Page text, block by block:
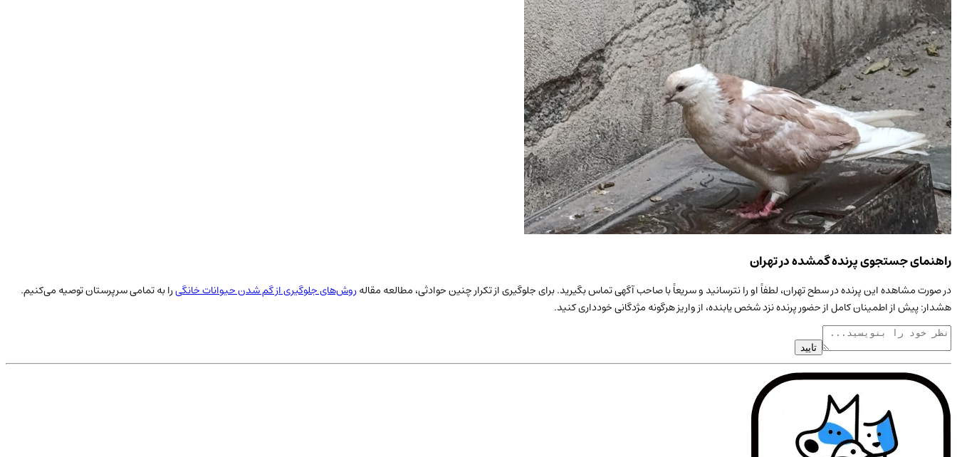
راهنمای جستجوی پرنده گمشده در تهران
در صورت مشاهده اینپرندهدر سطحتهران، لطفاً او را نترسانید و سریعاً با صاحب آگهی تماس بگیرید. برای جلوگیری از تکرار چنین حوادثی، مطالعه مقالهروش‌های جلوگیری از گم شدن حیوانات خانگیرا به تمامی سرپرستان توصیه می‌کنیم.
هشدار: پیش از اطمینان کامل از حضورپرندهنزد شخص یابنده، از واریز هرگونه مژدگانی خودداری کنید.
تایید